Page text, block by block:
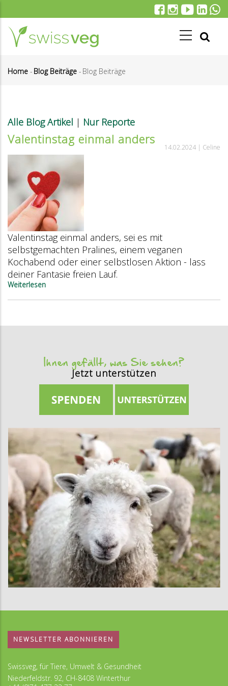
zum
Inhalt
Home - Blog Beiträge - Blog Beiträge
Alle Blog Artikel | Nur Reporte
Valentinstag einmal anders
14.02.2024 | Celine
Valentinstag einmal anders, sei es mit
selbstgemachten Pralines, einem veganen
Kochabend oder einer selbstlosen Aktion - lass
deiner Fantasie freien Lauf.
Weiterlesen
einmal
Ihnen gefällt, was Sie sehen?
Jetzt unterstützen
NEWSLETTER ABONNIEREN
Swissveg, für Tiere, Umwelt & Gesundheit
Niederfeldstr. 92, CH-8408 Winterthur